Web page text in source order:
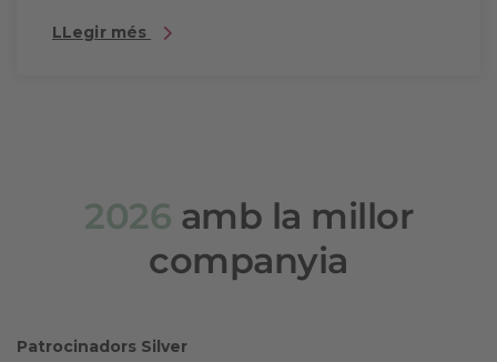
LLegir més
2026 amb la millor
companyia
Patrocinadors Silver